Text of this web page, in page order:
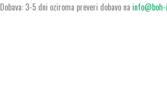
Dobava: 3-5 dni oziroma preveri dobavo na